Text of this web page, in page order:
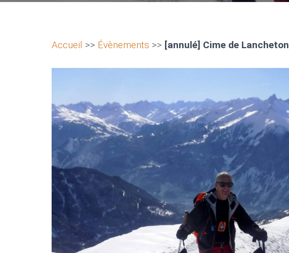
Accueil >> Évènements >> [annulé] Cime de Lancheton